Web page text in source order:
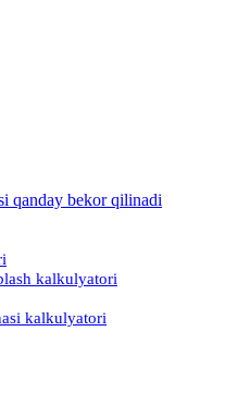
qanday bekor qilinadi
kalkulyatori
kalkulyatori